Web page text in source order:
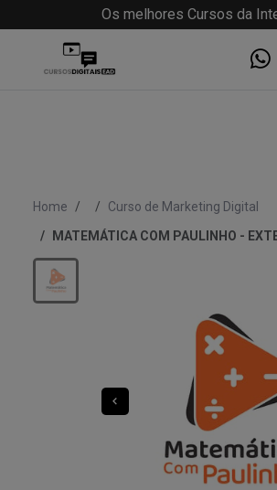
Os melhores Cursos da
Home
Curso de Marketing Digital
MATEMÁTICA COM PAULINHO -